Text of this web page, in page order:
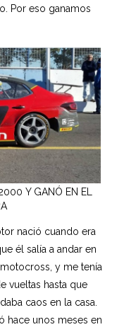
Por eso ganamos
Y GANÓ EN EL
nació cuando era
él salía a andar en
y me tenía
vueltas hasta que
caos en la casa.
hace unos meses en